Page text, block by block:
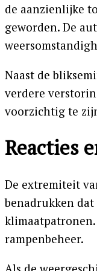
de aanzienlijke
geworden. De
Naast de
verdere
voorzichtig te
Reacties
De extremiteit
benadrukken
rampenbeheer.